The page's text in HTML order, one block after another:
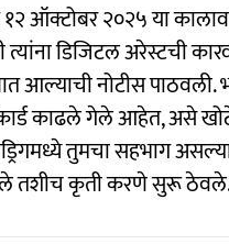
१२ ऑक्टोबर २०२५ या
त्यांना डिजिटल अरेस्टची
आल्याची नोटीस
काढले गेले आहेत, असे
तुमचा सहभाग
तशीच कृती करणे सुरू